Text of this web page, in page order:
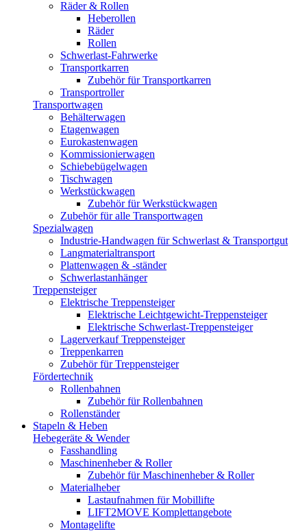
Räder & Rollen
Heberollen
Räder
Rollen
Schwerlast-Fahrwerke
Transportkarren
Zubehör für Transportkarren
Transportroller
Transportwagen
Behälterwagen
Etagenwagen
Eurokastenwagen
Kommissionierwagen
Schiebebügelwagen
Tischwagen
Werkstückwagen
Zubehör für Werkstückwagen
Zubehör für alle Transportwagen
Spezialwagen
Industrie-Handwagen für Schwerlast & Transportgut
Langmaterialtransport
Plattenwagen & -ständer
Schwerlastanhänger
Treppensteiger
Elektrische Treppensteiger
Elektrische Leichtgewicht-Treppensteiger
Elektrische Schwerlast-Treppensteiger
Lagerverkauf Treppensteiger
Treppenkarren
Zubehör für Treppensteiger
Fördertechnik
Rollenbahnen
Zubehör für Rollenbahnen
Rollenständer
Stapeln & Heben
Hebegeräte & Wender
Fasshandling
Maschinenheber & Roller
Zubehör für Maschinenheber & Roller
Materialheber
Lastaufnahmen für Mobillifte
LIFT2MOVE Komplettangebote
Montagelifte